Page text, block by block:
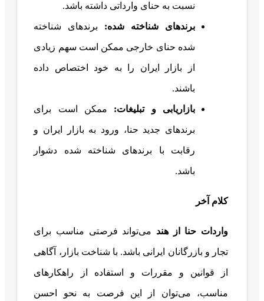
نسبت به حنای وارداتی داشته باشد.
برندهای شناخته شده: برندهای شناخته
شده حنای خارجی ممکن است سهم زیادی
از بازار ایران را به خود اختصاص داده
باشند.
بازاریابی و تبلیغات: ممکن است برای
برندهای جدید حنا، ورود به بازار ایران و
رقابت با برندهای شناخته شده دشوار
باشد.
کلام آخر
واردات حنا از هند می‌تواند فرصتی مناسب برای
تجار و بازرگانان ایرانی باشد. با شناخت بازار، آگاهی
از قوانین و مقررات و استفاده از راهکارهای
مناسب، می‌توان از این فرصت به نحو احسن